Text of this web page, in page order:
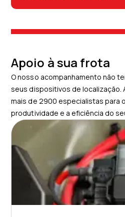
Apoio à sua frota
O nosso acompanhamento não
seus dispositivos de localização.
mais de 2900 especialistas para
produtividade e a eficiência do